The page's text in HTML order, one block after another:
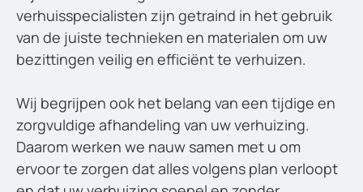
verhuisspecialisten zijn getraind in het gebruik
van de juiste technieken en materialen om uw
bezittingen veilig en efficiënt te verhuizen.
Wij begrijpen ook het belang van een tijdige en
zorgvuldige afhandeling van uw verhuizing.
Daarom werken we nauw samen met u om
ervoor te zorgen dat alles volgens plan verloopt